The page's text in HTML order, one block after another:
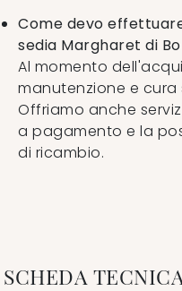
Come devo
sedia Margharet di
Al momento
manutenzione e cura
Offriamo anche
a pagamento e la
di ricambio.
SCHEDA